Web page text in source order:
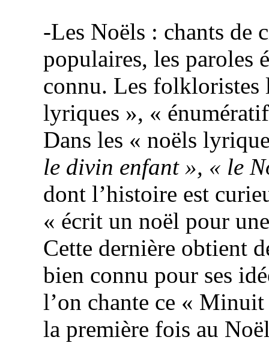
-Les Noëls : chants de
populaires, les paroles
connu. Les folkloristes
lyriques », «
Dans les « noëls
le divin enfant », « le
dont l’histoire est
« écrit un noël pour
Cette dernière obtient
bien connu pour ses
l’on chante ce «
la première fois au